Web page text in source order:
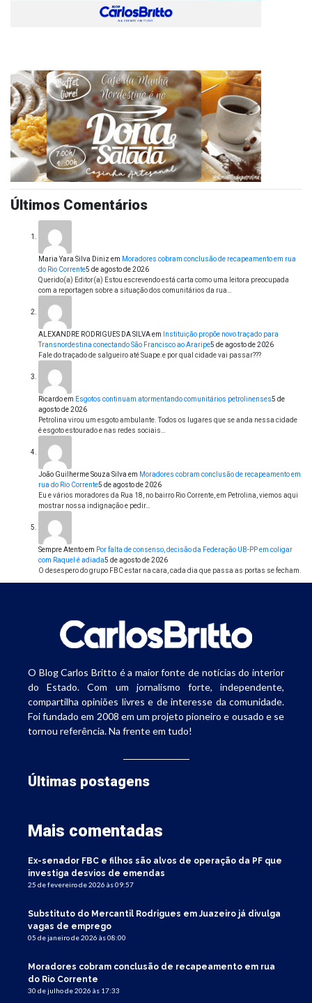
Últimos Comentários
Maria Yara Silva Diniz em Moradores cobram conclusão de recapeamento em rua
do Rio Corrente5 de agosto de 2026
Querido(a) Editor(a) Estou escrevendo está carta como uma leitora preocupada
com a reportagen sobre a situação dos comunitários da rua…
ALEXANDRE RODRIGUES DA SILVAem
Instituição propõe novo traçado para
Transnordestina conectando São Francisco ao Araripe5 de agosto de 2026
Fale do traçado de salgueiro até Suape.e por qual cidade vai passar???
Ricardoem Esgotos continuam atormentando comunitários petrolinenses5 de
agosto de 2026
Petrolina virou um esgoto ambulante. Todos os lugares que se anda nessa cidade
é esgoto estourado e nas redes sociais…
João Guilherme Souza Silva em Moradores cobram conclusão de recapeamento em
rua do Rio Corrente5 de agosto de 2026
Eu e vários moradores da Rua 18, no bairro Rio Corrente, em Petrolina, viemos aqui
mostrar nossa indignação e pedir…
Sempre Atentoem Por falta de consenso, decisão da Federação UB-PP em coligar
com Raquel é adiada5 de agosto de 2026
O desespero do grupo FBC estar na cara, cada dia que passa as portas se fecham.
O Blog Carlos Britto é a maior fonte de notícias do interior
do Estado. Com um jornalismo forte, independente,
compartilha opiniões livres e de interesse da comunidade.
Foi fundado em 2008 em um projeto pioneiro e ousado e se
tornou referência. Na frente em tudo!
Últimas postagens
Mais comentadas
Ex-senador FBC e filhos são alvos de operação da PF que
investiga desvios de emendas
25 de fevereiro de 2026 às 09:57
Substituto do Mercantil Rodrigues em Juazeiro já divulga
vagas de emprego
05 de janeiro de 2026 às 08:00
Moradores cobram conclusão de recapeamento em rua
do Rio Corrente
30 de julho de 2026 às 17:33